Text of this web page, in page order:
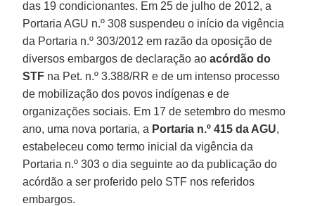
das 19 condicionantes. Em 25 de julho de 2012, a
Portaria AGU n.º 308 suspendeu o início da vigência
da Portaria n.º 303/2012 em razão da oposição de
diversos embargos de declaração aoacórdão do
STF na Pet. n.º 3.388/RR e de um intenso processo
de mobilização dos povos indígenas e de
organizações sociais. Em 17 de setembro do mesmo
ano, uma nova portaria, a Portaria n.º 415 da AGU,
estabeleceu como termo inicial da vigência da
Portaria n.º 303 o dia seguinte ao da publicação do
acórdão a ser proferido pelo STF nos referidos
embargos.